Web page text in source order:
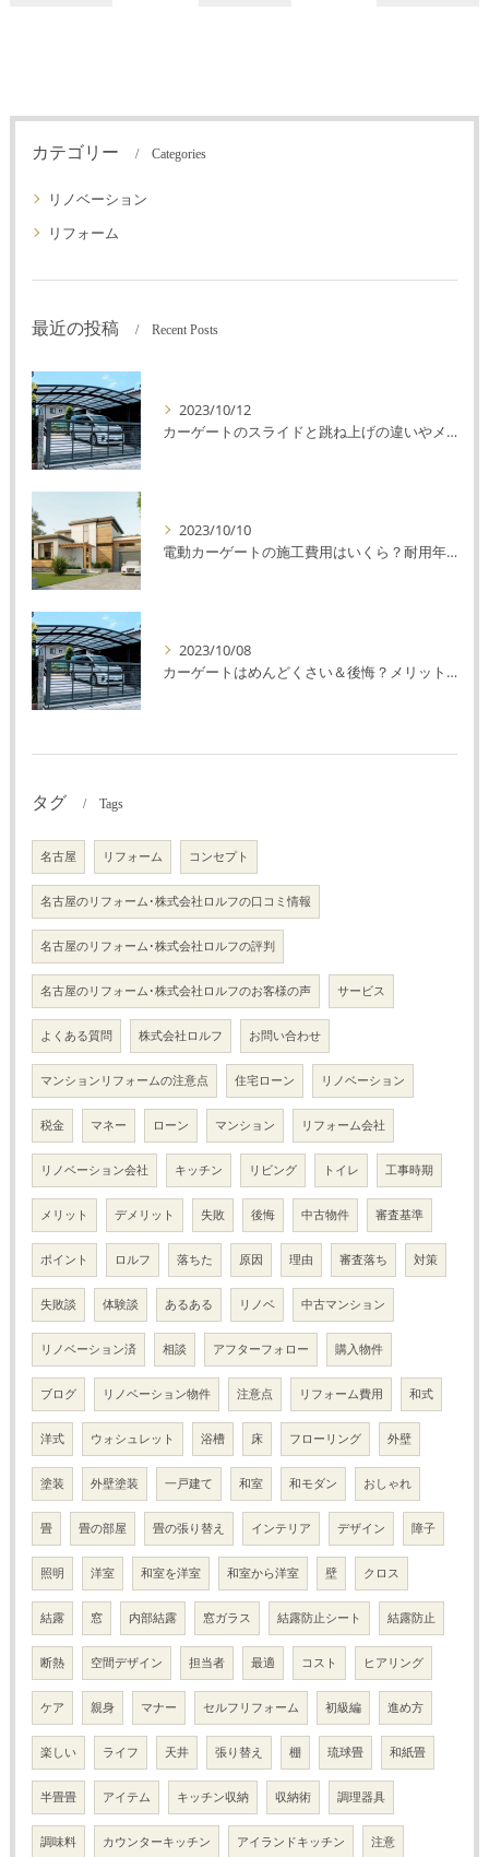
カテゴリー Categories
リノベーション
リフォーム
最近の投稿 Recent Posts
2023/10/12
カーゲートのスライドと跳ね上げの違いやメリットデメリットを解説！
2023/10/10
電動カーゲートの施工費用はいくら？耐用年数や注意点を解説！
2023/10/08
カーゲートはめんどくさい＆後悔？メリット・デメリットを解説！
タグ Tags
名古屋 リフォーム コンセプト
名古屋のリフォーム･株式会社ロルフの口コミ情報
名古屋のリフォーム･株式会社ロルフの評判
名古屋のリフォーム･株式会社ロルフのお客様の声 サービス
よくある質問 株式会社ロルフ お問い合わせ
マンションリフォームの注意点 住宅ローン リノベーション
税金 マネー ローン マンション リフォーム会社
リノベーション会社 キッチン リビング トイレ 工事時期
メリット デメリット 失敗 後悔 中古物件 審査基準
ポイント ロルフ 落ちた 原因 理由 審査落ち 対策
失敗談 体験談 あるある リノベ 中古マンション
リノベーション済 相談 アフターフォロー 購入物件
ブログ リノベーション物件 注意点 リフォーム費用 和式
洋式 ウォシュレット 浴槽 床 フローリング 外壁
塗装 外壁塗装 一戸建て 和室 和モダン おしゃれ
畳 畳の部屋 畳の張り替え インテリア デザイン 障子
照明 洋室 和室を洋室 和室から洋室 壁 クロス
結露 窓 内部結露 窓ガラス 結露防止シート 結露防止
断熱 空間デザイン 担当者 最適 コスト ヒアリング
ケア 親身 マナー セルフリフォーム 初級編 進め方
楽しい ライフ 天井 張り替え 棚 琉球畳 和紙畳
半畳畳 アイテム キッチン収納 収納術 調理器具
調味料 カウンターキッチン アイランドキッチン 注意